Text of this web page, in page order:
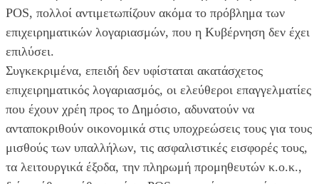
POS, πολλοί αντιμετωπίζουν ακόμα το πρόβλημα των
επιχειρηματικών λογαριασμών, που η Κυβέρνηση δεν έχει
επιλύσει.
Συγκεκριμένα, επειδή δεν υφίσταται ακατάσχετος
επιχειρηματικός λογαριασμός, οι ελεύθεροι επαγγελματίες
που έχουν χρέη προς το Δημόσιο, αδυνατούν να
ανταποκριθούν οικονομικά στις υποχρεώσεις τους για τους
μισθούς των υπαλλήλων, τις ασφαλιστικές εισφορές τους,
τα λειτουργικά έξοδα, την πληρωμή προμηθευτών κ.ο.κ.,